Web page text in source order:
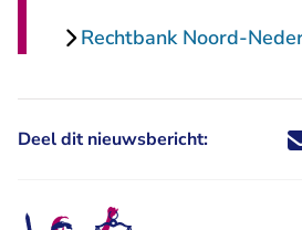
Rechtbank Noord-
Deel dit nieuwsbericht: Deel